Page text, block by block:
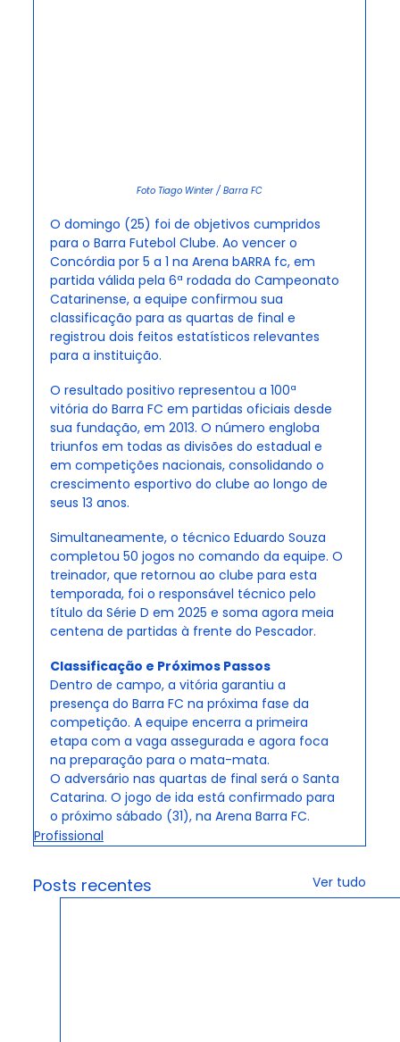
Foto Tiago Winter / Barra FC
O domingo (25) foi de objetivos cumpridos
para o Barra Futebol Clube. Ao vencer o
Concórdia por 5 a 1 na Arena bARRA fc, em
partida válida pela 6ª rodada do Campeonato
Catarinense, a equipe confirmou sua
classificação para as quartas de final e
registrou dois feitos estatísticos relevantes
para a instituição.
O resultado positivo representou a 100ª
vitória do Barra FC em partidas oficiais desde
sua fundação, em 2013. O número engloba
triunfos em todas as divisões do estadual e
em competições nacionais, consolidando o
crescimento esportivo do clube ao longo de
seus 13 anos.
Simultaneamente, o técnico Eduardo Souza
completou 50 jogos no comando da equipe. O
treinador, que retornou ao clube para esta
temporada, foi o responsável técnico pelo
título da Série D em 2025 e soma agora meia
centena de partidas à frente do Pescador.
Classificação e Próximos Passos
Dentro de campo, a vitória garantiu a
presença do Barra FC na próxima fase da
competição. A equipe encerra a primeira
etapa com a vaga assegurada e agora foca
na preparação para o mata-mata.
O adversário nas quartas de final será o Santa
Catarina. O jogo de ida está confirmado para
o próximo sábado (31), na Arena Barra FC.
Profissional
Posts recentes Ver tudo